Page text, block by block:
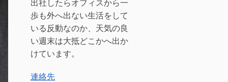
出社したらオフィスから一
歩も外へ出ない生活をして
いる反動なのか、天気の良
い週末は大抵どこかへ出か
けています。
連絡先